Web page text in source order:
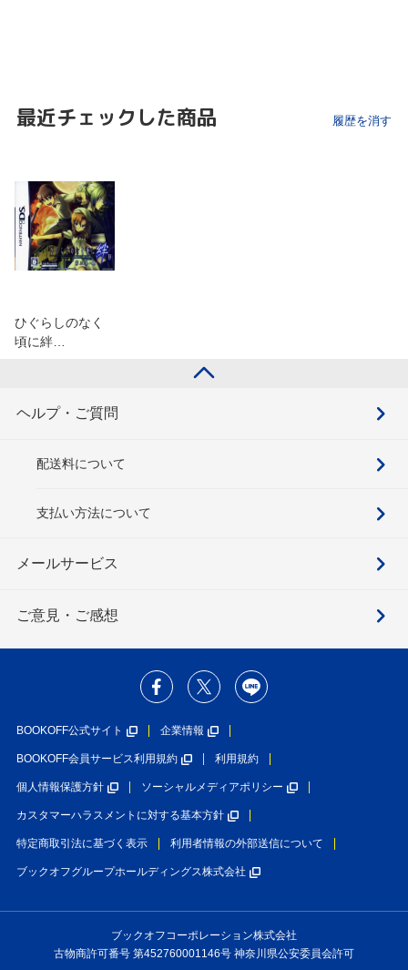
最近チェックした商品 履歴を消す
ひぐらしのなく
頃に絆…
ヘルプ・ご質問
配送料について
支払い方法について
メールサービス
ご意見・ご感想
BOOKOFF公式サイト 企業情報
BOOKOFF会員サービス利用規約 利用規約
個人情報保護方針 ソーシャルメディアポリシー
カスタマーハラスメントに対する基本方針
特定商取引法に基づく表示 利用者情報の外部送信について
ブックオフグループホールディングス株式会社
ブックオフコーポレーション株式会社
古物商許可番号 第452760001146号 神奈川県公安委員会許可